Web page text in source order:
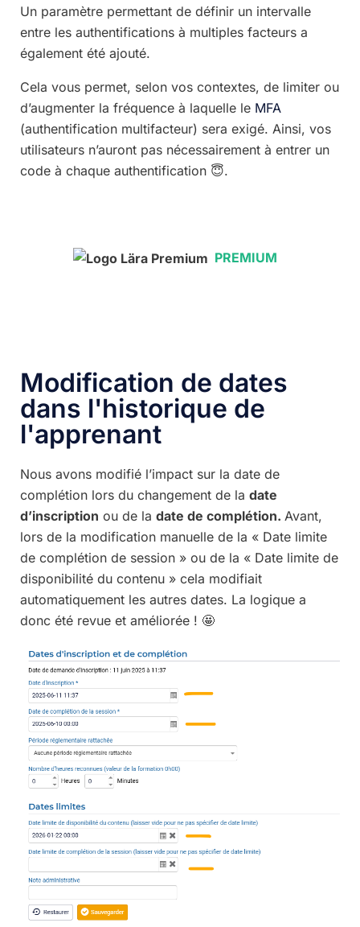
Un paramètre permettant de définir un intervalle
entre les authentifications à multiples facteurs a
également été ajouté.
Cela vous permet, selon vos contextes, de limiter ou
d’augmenter la fréquence à laquelle le MFA
(authentification multifacteur) sera exigé. Ainsi, vos
utilisateurs n’auront pas nécessairement à entrer un
code à chaque authentification 😇.
PREMIUM
Modification de dates
dans l'historique de
l'apprenant
Nous avons modifié l’impact sur la date de
complétion lors du changement de la date
d’inscription ou de la date de complétion. Avant,
lors de la modification manuelle de la « Date limite
de complétion de session » ou de la « Date limite de
disponibilité du contenu » cela modifiait
automatiquement les autres dates. La logique a
donc été revue et améliorée ! 🤩